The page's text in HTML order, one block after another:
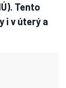
Tento
i v úterý a